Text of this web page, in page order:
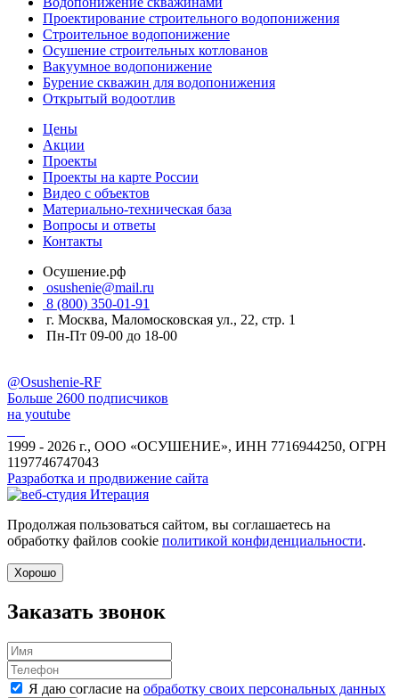
Проектирование строительного водопонижения
Строительное водопонижение
Осушение строительных котлованов
Вакуумное водопонижение
Бурение скважин для водопонижения
Открытый водоотлив
Цены
Акции
Проекты
Проекты на карте России
Видео с объектов
Материально-техническая база
Вопросы и ответы
Контакты
Осушение.рф
osushenie@mail.ru
8 (800) 350-01-91
г. Москва, Маломосковская ул., 22, стр. 1
Пн-Пт 09-00 до 18-00
@Osushenie-RF
Больше 2600 подписчиков
на youtube
1999 - 2026 г., ООО «ОСУШЕНИЕ», ИНН 7716944250, ОГРН
1197746747043
Разработка и продвижение сайта
Продолжая пользоваться сайтом, вы соглашаетесь на
обработку файлов cookie политикой конфиденциальности.
Хорошо
Заказать звонок
Я даю согласие на обработку своих персональных данных